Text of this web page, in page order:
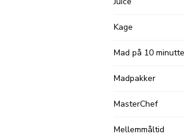
Kage
Mad på 10
Madpakker
MasterChef
Mellemmåltid